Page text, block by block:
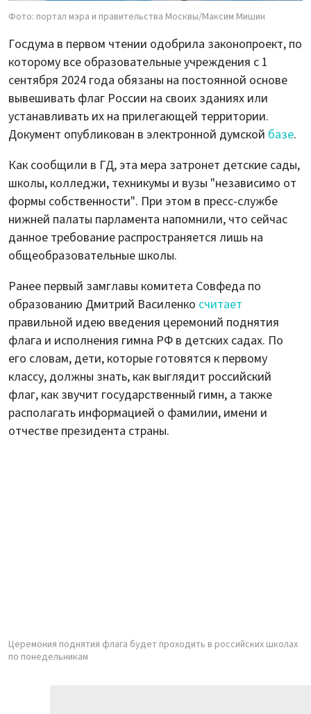
Фото: портал мэра и правительства Москвы/Максим Мишин
Госдума в первом чтении одобрила законопроект, по
которому все образовательные учреждения с 1
сентября 2024 года обязаны на постоянной основе
вывешивать флаг России на своих зданиях или
устанавливать их на прилегающей территории.
Документ опубликован в электронной думской базе.
Как сообщили в ГД, эта мера затронет детские сады,
школы, колледжи, техникумы и вузы "независимо от
формы собственности". При этом в пресс-службе
нижней палаты парламента напомнили, что сейчас
данное требование распространяется лишь на
общеобразовательные школы.
Ранее первый замглавы комитета Совфеда по
образованию Дмитрий Василенко считает
правильной идею введения церемоний поднятия
флага и исполнения гимна РФ в детских садах. По
его словам, дети, которые готовятся к первому
классу, должны знать, как выглядит российский
флаг, как звучит государственный гимн, а также
располагать информацией о фамилии, имени и
отчестве президента страны.
Церемония поднятия флага будет проходить в российских школах
по понедельникам